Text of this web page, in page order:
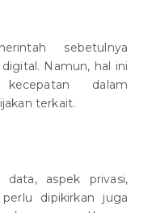
sebetulnya
Namun, hal ini
dalam
terkait.
data, aspek privasi,
dipikirkan juga